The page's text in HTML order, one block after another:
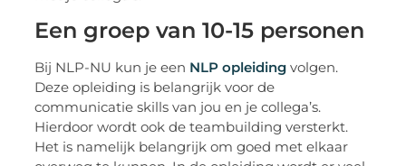
Een groep van 10-15 personen
Bij NLP-NU kun je een NLP opleiding volgen.
Deze opleiding is belangrijk voor de
communicatie skills van jou en je collega’s.
Hierdoor wordt ook de teambuilding versterkt.
Het is namelijk belangrijk om goed met elkaar